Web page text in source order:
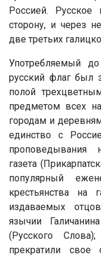
Россией. Русское
сторону, и через
две третьих
Употребляемый
русский флаг был
полой
предметом всех
городам и
единство с
проповедывания
газета
популярный
крестьянства на
издаваемых
язычии
(Русского
прекратили свое